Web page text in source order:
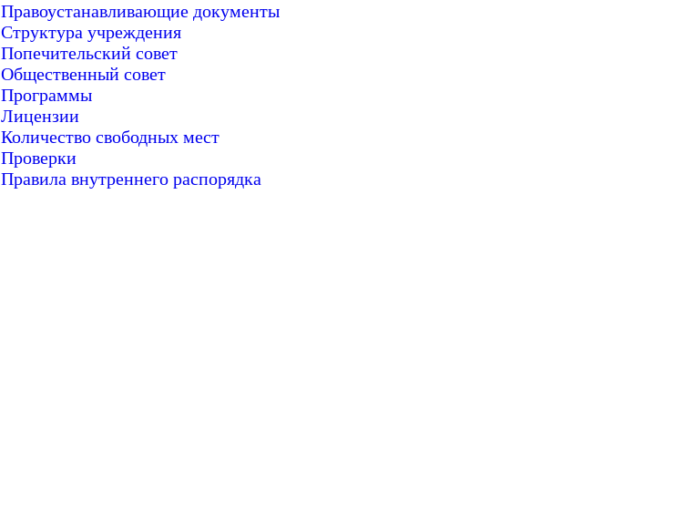
Правоустанавливающие документы
Структура учреждения
Попечительский совет
Общественный совет
Программы
Лицензии
Количество свободных мест
Проверки
Правила внутреннего распорядка